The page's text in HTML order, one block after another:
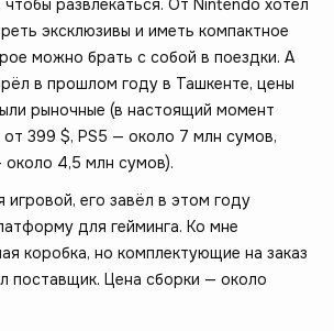
эксклюзивы и иметь компактное
можно брать с собой в поездки. А
в прошлом году в Ташкенте, цены
рыночные (в настоящий момент
от 399 $, PS5 — около 7 млн сумов,
4,5 млн сумов).
его завёл в этом году
для гейминга. Ко мне
коробка, но комплектующие на заказ
поставщик. Цена сборки — около